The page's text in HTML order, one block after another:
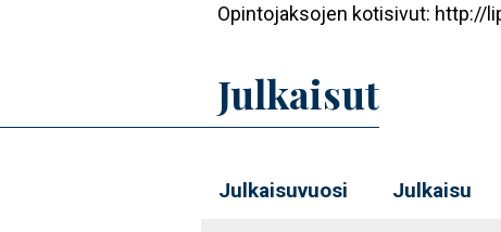
Opintojaksojen kotisivut: http://
Julkaisut
Julkaisuvuosi Julkaisu